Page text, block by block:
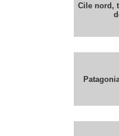
Cile nord,